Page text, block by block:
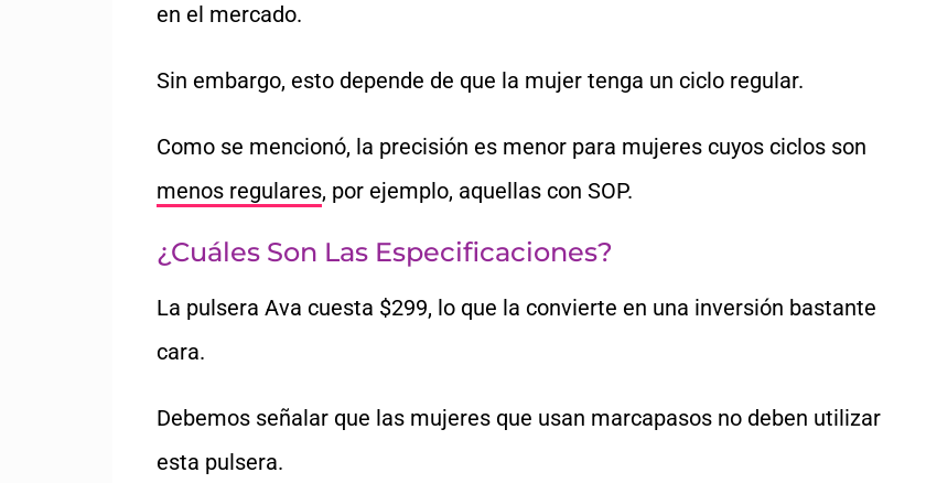
en el mercado.
Sin embargo, esto depende de que la mujer tenga un ciclo regular.
Como se mencionó, la precisión es menor para mujeres cuyos ciclos son
menos regulares, por ejemplo, aquellas con SOP.
¿Cuáles Son Las Especificaciones?
La pulsera Ava cuesta $299, lo que la convierte en una inversión bastante
cara.
Debemos señalar que las mujeres que usan marcapasos no deben utilizar
esta pulsera.